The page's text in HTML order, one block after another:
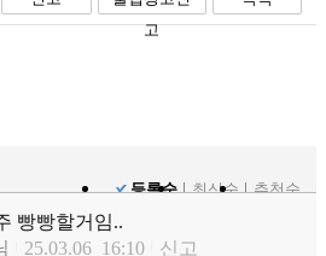
고
등록순
최신순 추천순
빵빵할거임..
25.03.06 16:10 신고